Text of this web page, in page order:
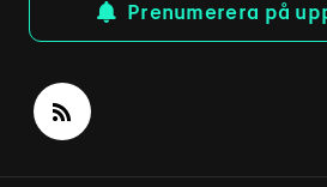
Prenumerera på